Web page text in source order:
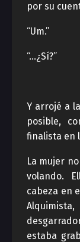
por su
“Um.”
“…¿Sí?”
Y arrojé a
posible,
finalista en
La mujer
volando.
cabeza en
estaba